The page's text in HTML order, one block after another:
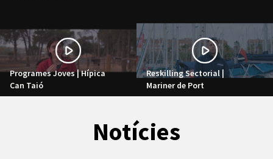
Programes Joves | Hípica
Can Taió
Reskilling Sectorial |
Mariner de Port
Notícies